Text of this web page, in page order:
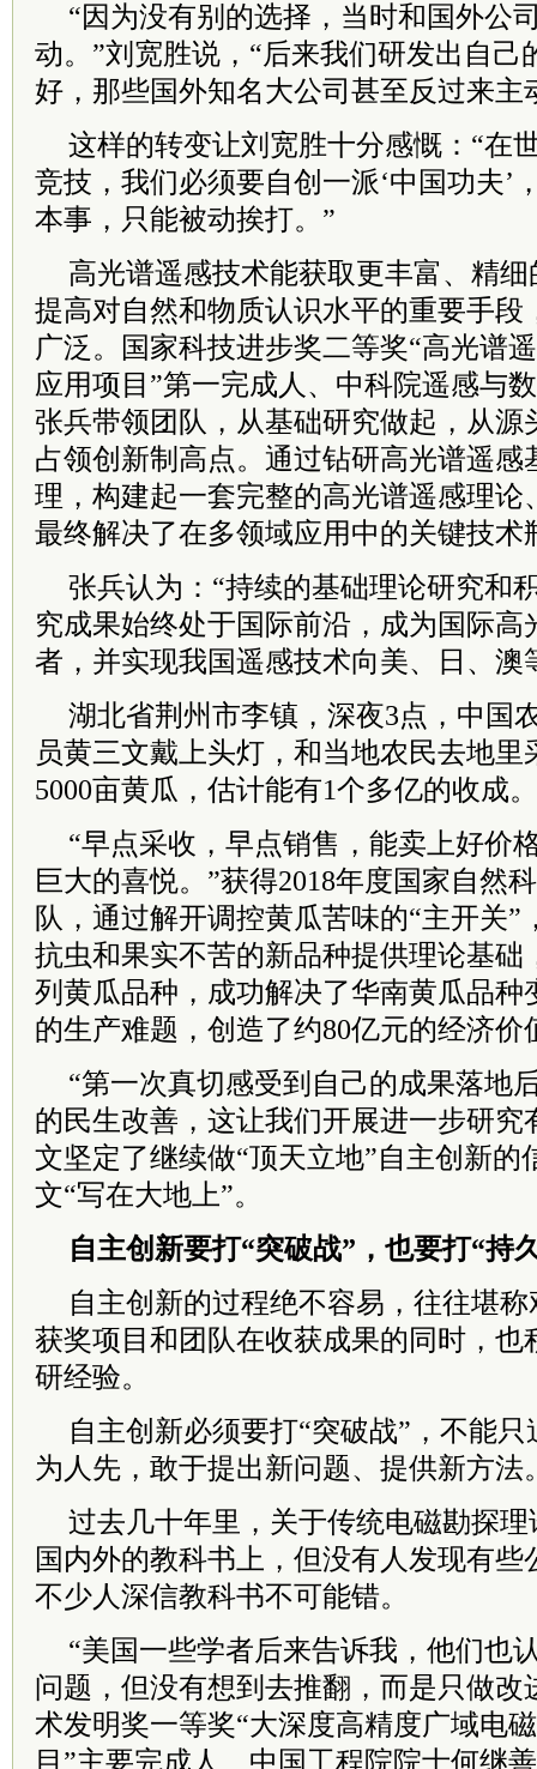
“因为没有别的选择，当时和国外公
动。”刘宽胜说，“后来我们研发出自己
好，那些国外知名大公司甚至反过来主
这样的转变让刘宽胜十分感慨：“在
竞技，我们必须要自创一派‘中国功夫’
本事，只能被动挨打。”
高光谱遥感技术能获取更丰富、精
提高对自然和物质认识水平的重要手段
广泛。国家科技进步奖二等奖“高光谱
应用项目”第一完成人、中科院遥感与
张兵带领团队，从基础研究做起，从源
占领创新制高点。通过钻研高光谱遥感
理，构建起一套完整的高光谱遥感理论
最终解决了在多领域应用中的关键技术
张兵认为：“持续的基础理论研究和
究成果始终处于国际前沿，成为国际高
者，并实现我国遥感技术向美、日、澳
湖北省荆州市李镇，深夜3点，中国
员黄三文戴上头灯，和当地农民去地里
5000亩黄瓜，估计能有1个多亿的收成。
“早点采收，早点销售，能卖上好价
巨大的喜悦。”获得2018年度国家自然
队，通过解开调控黄瓜苦味的“主开关”
抗虫和果实不苦的新品种提供理论基础
列黄瓜品种，成功解决了华南黄瓜品种
的生产难题，创造了约80亿元的经济价
“第一次真切感受到自己的成果落地
的民生改善，这让我们开展进一步研究
文坚定了继续做“顶天立地”自主创新的
文“写在大地上”。
自主创新要打“突破战”，也要打“持
自主创新的过程绝不容易，往往堪
获奖项目和团队在收获成果的同时，也
研经验。
自主创新必须要打“突破战”，不能
为人先，敢于提出新问题、提供新方法
过去几十年里，关于传统电磁勘探
国内外的教科书上，但没有人发现有些
不少人深信教科书不可能错。
“美国一些学者后来告诉我，他们也
问题，但没有想到去推翻，而是只做改
术发明奖一等奖“大深度高精度广域电
目”主要完成人、中国工程院院士何继